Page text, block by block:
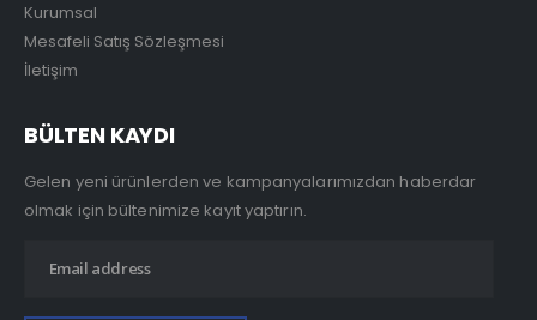
Kurumsal
Mesafeli Satış Sözleşmesi
İletişim
BÜLTEN KAYDI
Gelen yeni ürünlerden ve kampanyalarımızdan haberdar
olmak için bültenimize kayıt yaptırın.